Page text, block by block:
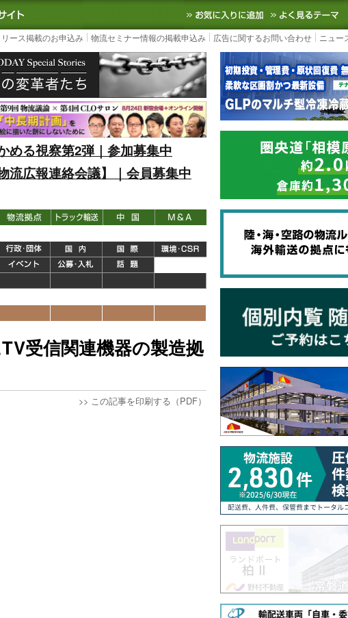
内最大の物流ニュースサイト3PL, SCMなど国内外の最新の物流ニュースをお届
お気に入りに追加
ース掲載のお申込み 物流セミナー情報の掲載申込み 広告に関するお問い合わせ ニュー
める視察第2弾｜参加募集中
流広報連絡会議】｜会員募集中
受信関連機器の製造拠
>> この記事を印刷する（PDF）